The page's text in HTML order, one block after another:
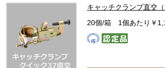
キャッチクランプ直交（
20個/箱 1個あたり￥